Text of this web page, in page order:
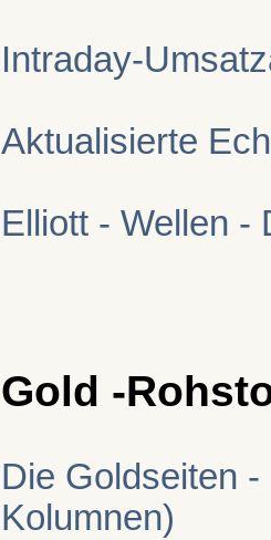
Intraday-
Aktualisierte
Elliott - Wellen -
Gold -
Die Goldseiten
Kolumnen)